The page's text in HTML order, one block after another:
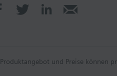
Produktangebot und Preise können